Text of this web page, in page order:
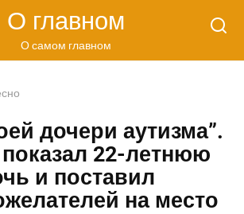
О главном
О самом главном
дочери аутизма”.
22-летнюю
и поставил
на место